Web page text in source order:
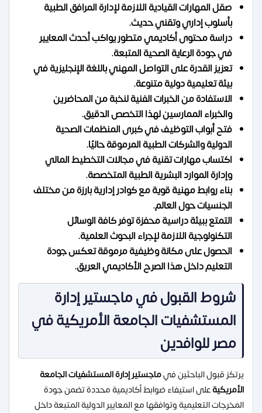
صقل المهارات القيادية اللازمة لإدارة المرافق الطبية
بأسلوب إداري وتقني حديث.
دراسة محتوى أكاديمي متطور يواكب أحدث المعايير
في جودة الرعاية الصحية المتبعة.
تعزيز القدرة على التواصل المهني باللغة الإنجليزية في
بيئة تعليمية دولية متنوعة.
الاستفادة من الخبرات الفنية لنخبة من المحاضرين
والخبراء الممارسين لهذا التخصص الدقيق.
فتح أبواب التوظيف في كبرى المنظمات الصحية
الدولية والشركات الطبية المرموقة حاليًا.
اكتساب مهارات تقنية في مجالات التخطيط المالي
وإدارة الموارد البشرية الطبية المتخصصة.
بناء روابط مهنية قوية مع كوادر إدارية بارزة من مختلف
الجنسيات حول العالم.
التمتع ببيئة دراسية محفزة توفر كافة الوسائل
التكنولوجية اللازمة لإجراء البحوث العلمية.
الحصول على مكانة وظيفية مرموقة تعكس جودة
التعليم داخل هذا الصرح الأكاديمي العريق.
شروط القبول في ماجستير إدارة
المستشفيات الجامعة الأمريكية في
مصر للوافدين
يرتكز قبول الباحثين فيماجستير إدارة المستشفيات الجامعة
الأمريكيةعلى استيفاء ضوابط أكاديمية محددة تضمن جودة
المخرجات التعليمية وتوافقها مع المعايير الدولية المتبعة داخل